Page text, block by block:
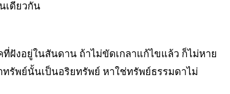
เดียวกัน
งอยู่ในสันดาน ถ้าไม่ขัดเกลาแก้ไขแล้ว ก็ไม่หาย
รัพย์นั้นเป็นอริยทรัพย์ หาใช่ทรัพย์ธรรมดาไม่